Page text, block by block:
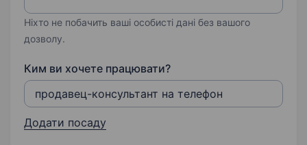
Ніхто не побачить ваші особисті дані без вашого
дозволу.
Ким ви хочете працювати?
Додати посаду